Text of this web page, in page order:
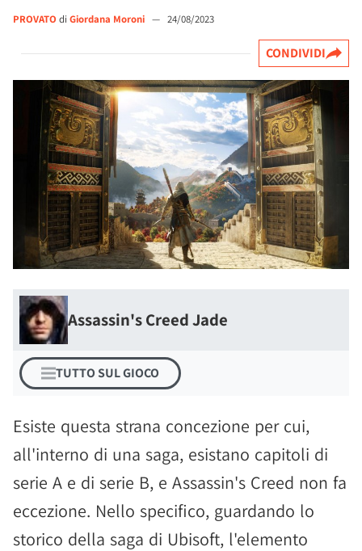
PROVATO di Giordana Moroni — 24/08/2023
CONDIVIDI
Assassin's Creed Jade
TUTTO SUL GIOCO
Esiste questa strana concezione per cui,
all'interno di una saga, esistano capitoli di
serie A e di serie B, e Assassin's Creed non fa
eccezione. Nello specifico, guardando lo
storico della saga di Ubisoft, l'elemento